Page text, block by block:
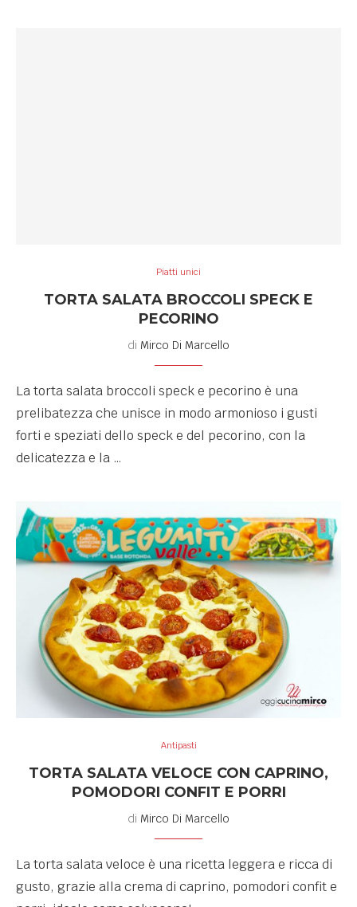
Piatti unici
TORTA SALATA BROCCOLI SPECK E
PECORINO
di Mirco Di Marcello
La torta salata broccoli speck e pecorino è una
prelibatezza che unisce in modo armonioso i gusti
forti e speziati dello speck e del pecorino, con la
delicatezza e la …
Antipasti
TORTA SALATA VELOCE CON CAPRINO,
POMODORI CONFIT E PORRI
di Mirco Di Marcello
La torta salata veloce è una ricetta leggera e ricca di
gusto, grazie alla crema di caprino, pomodori confit e